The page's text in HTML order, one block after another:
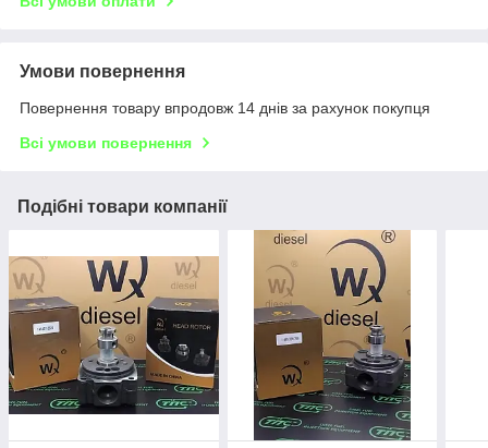
Умови повернення
Повернення товару впродовж 14 днів за рахунок покупця
Всі умови повернення
Подібні товари компанії